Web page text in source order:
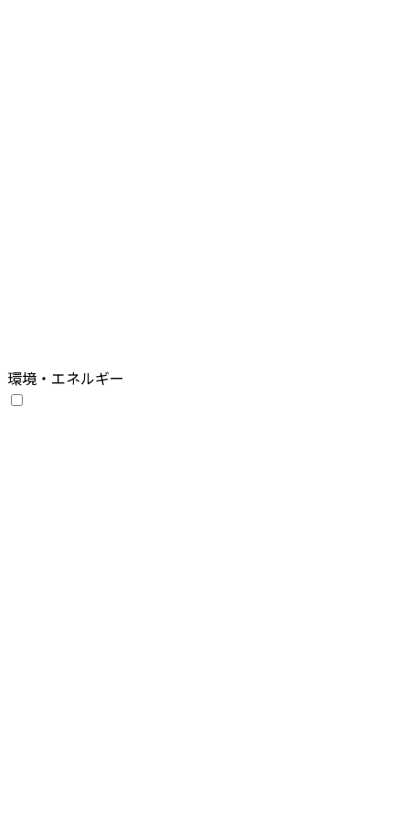
環境・エネルギー